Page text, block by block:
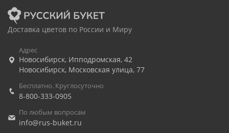
Доставка цветов по России и Миру
Адрес
Новосибирск, Ипподромская, 42
Новосибирск, Московская улица, 77
Бесплатно. Круглосуточно
8-800-333-0905
По любым вопросам
info@rus-buket.ru